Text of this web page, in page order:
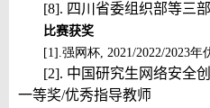
[8]. 四川省委组织部等三
比赛获奖
[1].强网杯, 2021/2022/2023年
[2]. 中国研究生网络安全
一等奖/优秀指导教师